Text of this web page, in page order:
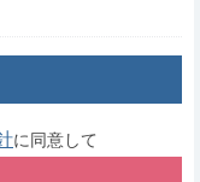
に同意して